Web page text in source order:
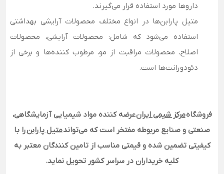
داروها مورد استفاده قرار می‌گیرند.
متیل پارابن‌ها در انواع مختلف محصولات آرایشی بهداشتی
استفاده می‌شود که شامل: محصولات آرایشی، محصولات
اصلاح، محصولات مراقبت از مو، مرطوب کننده‌ها و برخی از
دئودورانت‌ها است.
فروشگاهمرکز شیمی ایرانعرضه کننده مواد شیمیایی آزمایشگاهی،
صنعتی و صنایع مربوطه مفتخر است که می‌تواندمتیل پارابنرا با
کیفیتی تضمین شده و قیمتی مناسب از تامین کنندگان معتبر به
کلیه خریداران در سراسر کشور تحویل نماید.